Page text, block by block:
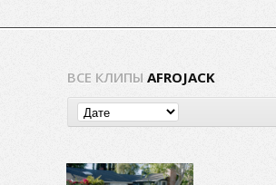
ВСЕ КЛИПЫ AFROJACK